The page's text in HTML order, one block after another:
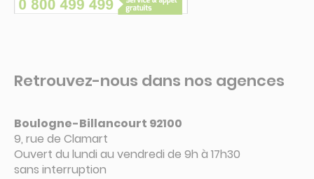
Retrouvez-nous dans nos agences
Boulogne-Billancourt 92100
9, rue de Clamart
Ouvert du lundi au vendredi de 9h à 17h30
sans interruption